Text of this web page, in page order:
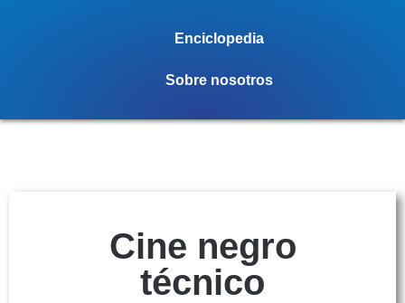
Enciclopedia
Sobre nosotros
Cine negro
técnico